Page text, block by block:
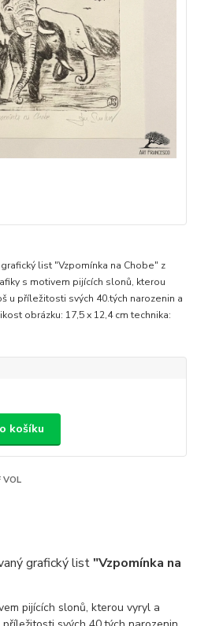
list "Vzpomínka na Chobe" z
s motivem pijících slonů, kterou
u příležitosti svých 40.tých narozenin a
obrázku: 17,5 x 12,4 cm technika:
košíku
VOL
grafický list"Vzpomínka na
pijících slonů, kterou vyryl a